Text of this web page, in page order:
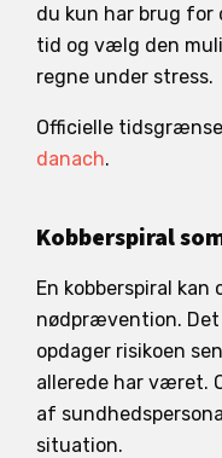
du kun har brug for
tid og vælg den
regne under stress.
Officielle
danach.
Kobberspiral
En kobberspiral kan
nødprævention.
opdager risikoen
allerede har været.
af
situation.